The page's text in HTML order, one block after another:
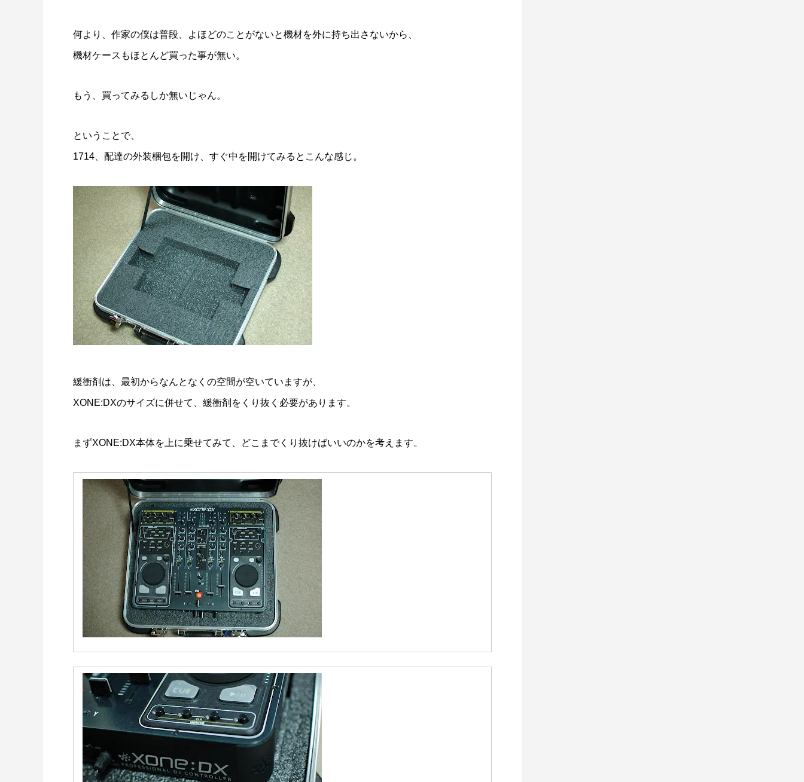
何より、作家の僕は普段、よほどのことがないと機材を外に持ち出さないから、
機材ケースもほとんど買った事が無い。
もう、買ってみるしか無いじゃん。
ということで、
1714、配達の外装梱包を開け、すぐ中を開けてみるとこんな感じ。
緩衝剤は、最初からなんとなくの空間が空いていますが、
XONE:DXのサイズに併せて、緩衝剤をくり抜く必要があります。
まずXONE:DX本体を上に乗せてみて、どこまでくり抜けばいいのかを考えます。